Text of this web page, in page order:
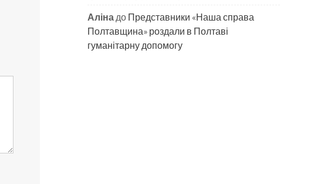
АлінадоПредставники «Наша справа
Полтавщина» роздали в Полтаві
гуманітарну допомогу